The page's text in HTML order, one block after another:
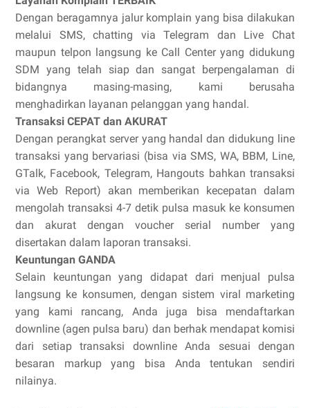
Dengan beragamnya jalur komplain yang bisa dilakukan
melalui SMS, chatting via Telegram dan Live Chat
maupun telpon langsung ke Call Center yang didukung
SDM yang telah siap dan sangat berpengalaman di
bidangnya masing-masing, kami berusaha
menghadirkan layanan pelanggan yang handal.
Transaksi CEPAT dan AKURAT
Dengan perangkat server yang handal dan didukung line
transaksi yang bervariasi (bisa via SMS, WA, BBM, Line,
GTalk, Facebook, Telegram, Hangouts bahkan transaksi
via Web Report) akan memberikan kecepatan dalam
mengolah transaksi 4-7 detik pulsa masuk ke konsumen
dan akurat dengan voucher serial number yang
disertakan dalam laporan transaksi.
Keuntungan GANDA
Selain keuntungan yang didapat dari menjual pulsa
langsung ke konsumen, dengan sistem viral marketing
yang kami rancang, Anda juga bisa mendaftarkan
downline (agen pulsa baru) dan berhak mendapat komisi
dari setiap transaksi downline Anda sesuai dengan
besaran markup yang bisa Anda tentukan sendiri
nilainya.